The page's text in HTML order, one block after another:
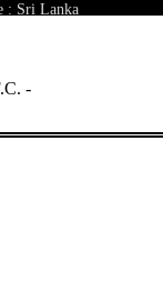
: Sri Lanka
-